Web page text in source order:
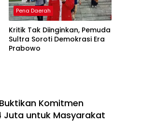
Pena Daerah
Kritik Tak Diinginkan, Pemuda
Sultra Soroti Demokrasi Era
Prabowo
Komitmen
Juta untuk Masyarakat